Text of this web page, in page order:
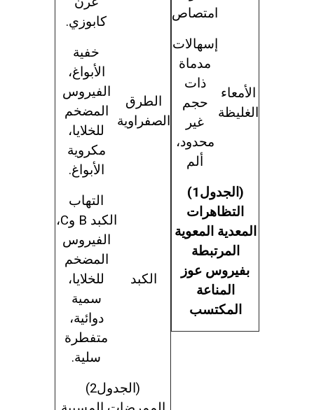
امتصاص
الأمعاء
الغليظة
إسهالات
مدماة
ذات
حجم
غير
محدود،
ألم
(الجدول1)
التظاهرات
المعدية المعوية
المرتبطة
بفيروس عوز
المناعة
المكتسب
كابوزي.
الطرق
الصفراوية
خفية
الأبواغ،
الفيروس
المضخم
للخلايا،
مكروية
الأبواغ.
الكبد
التهاب
الكبد B وC،
الفيروس
المضخم
للخلايا،
سمية
دوائية،
متفطرة
سلية.
(الجدول2)